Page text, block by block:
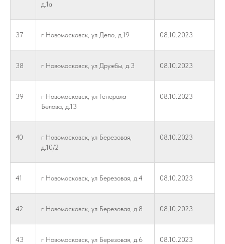
д.1а
37 г Новомосковск, ул Депо, д.19 08.10.2023
38 г Новомосковск, ул Дружбы, д.3 08.10.2023
39
г Новомосковск, ул Генерала
Белова, д.13
08.10.2023
40
г Новомосковск, ул Березовая,
д.10/2
08.10.2023
41 г Новомосковск, ул Березовая, д.4 08.10.2023
42 г Новомосковск, ул Березовая, д.8 08.10.2023
43 г Новомосковск, ул Березовая, д.6 08.10.2023